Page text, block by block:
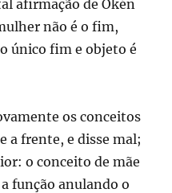
afirmação de Okén
não é o fim,
único fim e objeto é
os conceitos
a frente, e disse mal;
o conceito de mãe
função anulando o